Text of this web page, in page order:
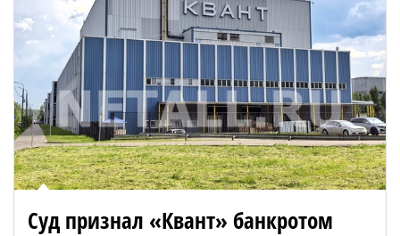
Суд признал «Квант» банкротом